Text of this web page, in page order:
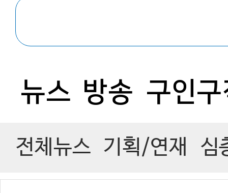
뉴스 방송 구인
전체뉴스 기획/연재 심